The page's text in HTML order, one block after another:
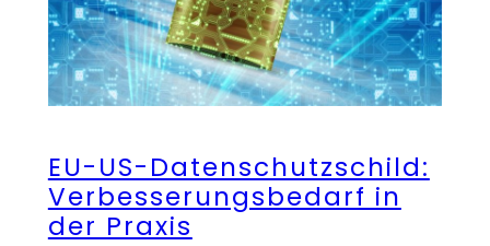
EU-US-Datenschutzschild:
Verbesserungsbedarf in
der Praxis